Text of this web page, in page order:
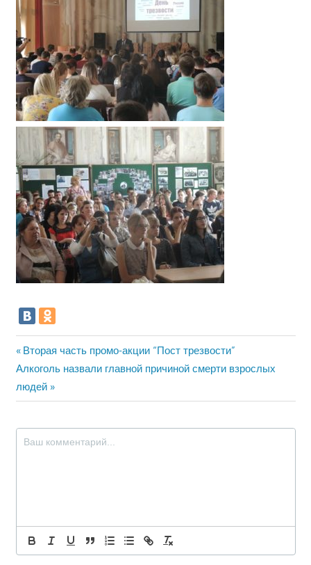
Навигация
по
записям
Предыдущая
запись:
Вторая часть промо-акции “Пост трезвости”
Следующая
запись:
Алкоголь назвали главной причиной смерти взрослых
людей